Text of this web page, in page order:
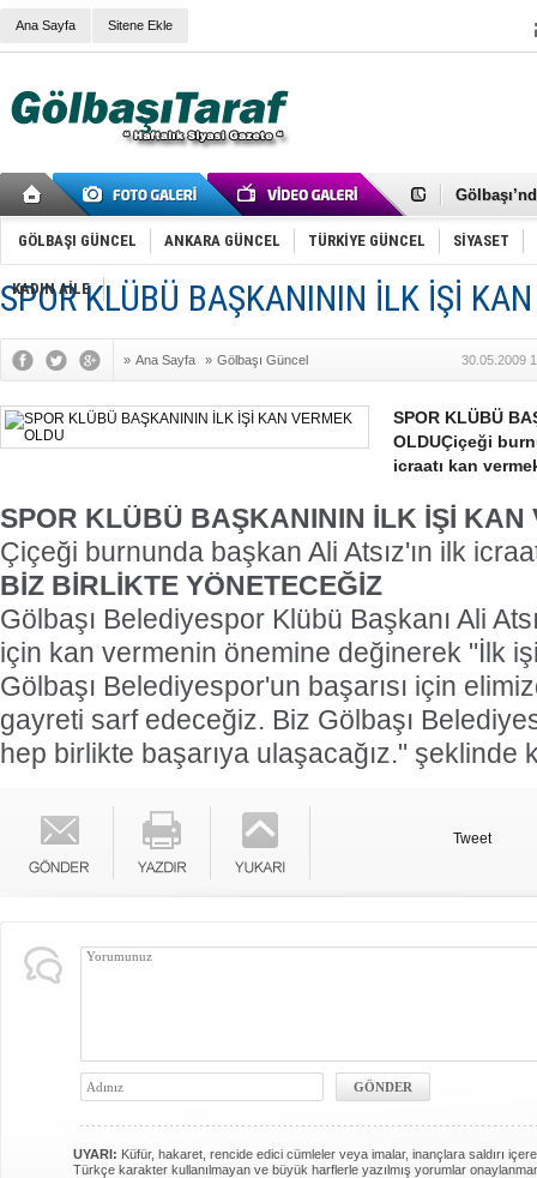
Ana Sayfa Sitene Ekle
Cemal
Samet
FAİZ
OLİMPİK
SÖZ
Mikail
Gölbaşı
İNCEK
GÖLBAŞI GÜNCEL ANKARA GÜNCEL TÜRKİYE GÜNCEL SİYASET
KADIN AİLE
SPOR KLÜBÜ BAŞKANININ İLK İŞİ
» Ana Sayfa » Gölbaşı Güncel 30.05.2009
SPOR KLÜBÜ
OLDUÇiçeği
icraatı kan
SPOR KLÜBÜ BAŞKANININ İLK İŞİ KAN
Çiçeği burnunda başkan Ali Atsız'ın ilk
BİZ BİRLİKTE YÖNETECEĞİZ
Gölbaşı Belediyespor Klübü Başkanı Ali
için kan vermenin önemine değinerek "İlk
Gölbaşı Belediyespor'un başarısı için
gayreti sarf edeceğiz. Biz Gölbaşı
hep birlikte başarıya ulaşacağız." şeklinde
Tweet
UYARI: Küfür, hakaret, rencide edici cümleler veya imalar, inançlara saldırı
Türkçe karakter kullanılmayan ve büyük harflerle yazılmış yorumlar